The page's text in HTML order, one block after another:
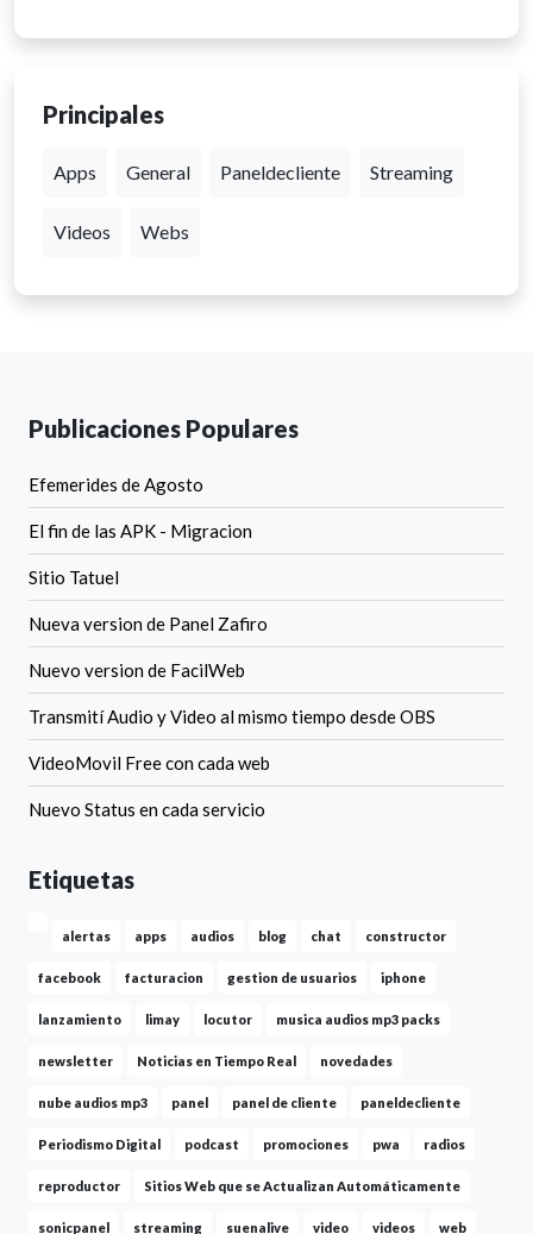
Principales
Apps General Paneldecliente Streaming
Videos Webs
Publicaciones Populares
Efemerides de Agosto
El fin de las APK - Migracion
Sitio Tatuel
Nueva version de Panel Zafiro
Nuevo version de FacilWeb
Transmití Audio y Video al mismo tiempo desde OBS
VideoMovil Free con cada web
Nuevo Status en cada servicio
Etiquetas
alertas apps audios blog chat constructor
facebook facturacion gestion de usuarios iphone
lanzamiento limay locutor musica audios mp3 packs
newsletter Noticias en Tiempo Real novedades
nube audios mp3 panel panel de cliente paneldecliente
Periodismo Digital podcast promociones pwa radios
reproductor Sitios Web que se Actualizan Automáticamente
sonicpanel streaming suenalive video videos web